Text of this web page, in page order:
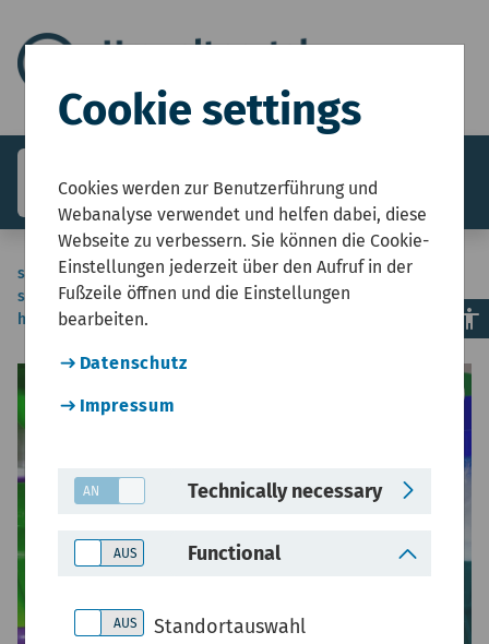
search menuMenü
sie-
sind-
hier
Start Innenraumluft
Schadstoffe
Flüchtige organische Verbindungen (VOC)
©
Cookie settings
Cookies werden zur Benutzerführung und
Webanalyse verwendet und helfen dabei, diese
Webseite zu verbessern. Sie können die Cookie-
Einstellungen jederzeit über den Aufruf in der
Fußzeile öffnen und die Einstellungen
bearbeiten.
Datenschutz
Impressum
Technically necessary
Functional
Standortauswahl
accessibility